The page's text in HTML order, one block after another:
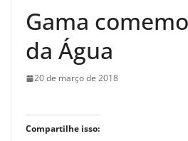
Gama
da Água
20 de março de 2018
Compartilhe isso: